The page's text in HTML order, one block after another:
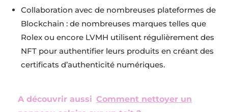
Collaboration avec de nombreuses plateformes de
Blockchain : de nombreuses marques telles que
Rolex ou encore LVMH utilisent régulièrement des
NFT pour authentifier leurs produits en créant des
certificats d’authenticité numériques.
A découvrir aussi Comment nettoyer un